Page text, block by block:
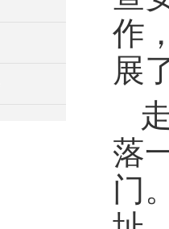
作
展
落
门